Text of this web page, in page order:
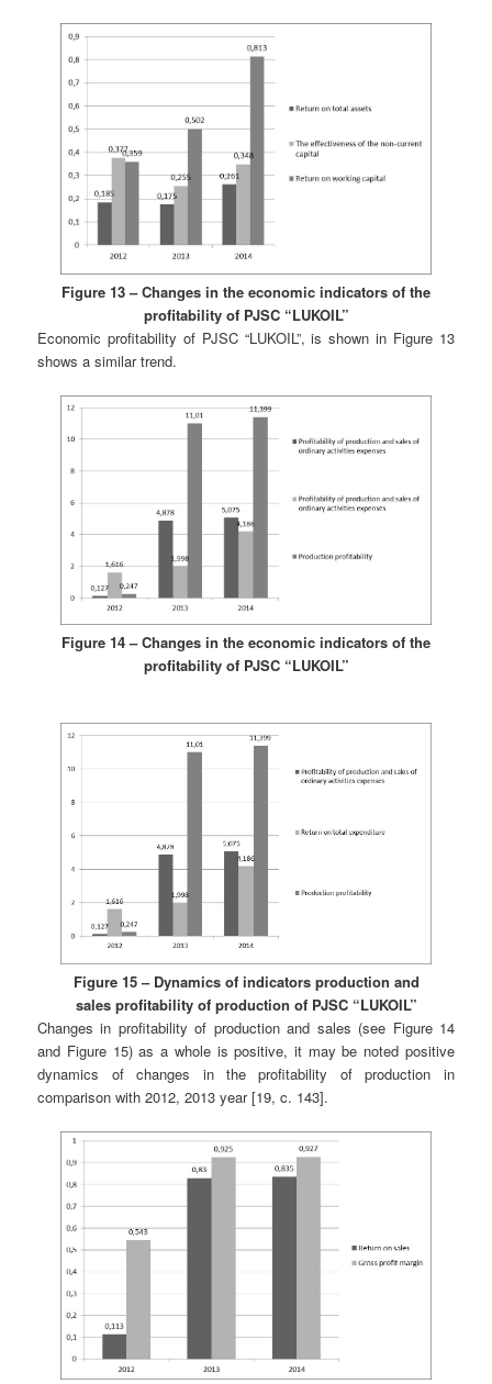
Figure 13 – Changes in the economic indicators of the
profitability of PJSC “LUKOIL”
Economic profitability of PJSC “LUKOIL”, is shown in Figure 13
shows a similar trend.
Figure 14 – Changes in the economic indicators of the
profitability of PJSC “LUKOIL”
Figure 15 – Dynamics of indicators production and
sales profitability of production of PJSC “LUKOIL”
Changes in profitability of production and sales (see Figure 14
and Figure 15) as a whole is positive, it may be noted positive
dynamics of changes in the profitability of production in
comparison with 2012, 2013 year [19, c. 143].